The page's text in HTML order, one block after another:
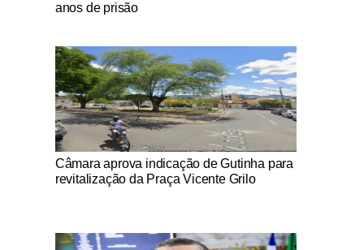
anos de prisão
Notícias Católicas
Câmara aprova indicação de Gutinha para
revitalização da Praça Vicente Grilo